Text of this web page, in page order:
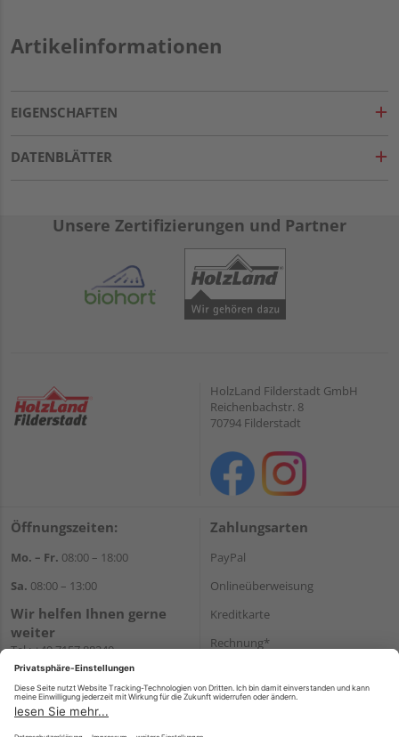
Artikelinformationen
EIGENSCHAFTEN
DATENBLÄTTER
Unsere Zertifizierungen und Partner
HolzLand Filderstadt GmbH
Reichenbachstr. 8
70794 Filderstadt
Öffnungszeiten:
Mo. – Fr. 08:00 – 18:00
Sa. 08:00 – 13:00
Wir helfen Ihnen gerne
weiter
Tel.:+49 7157 88240
E-Mail:shop@holzland-
filderstadt.de
Zahlungsarten
PayPal
Onlineüberweisung
Kreditkarte
Rechnung*
Versand